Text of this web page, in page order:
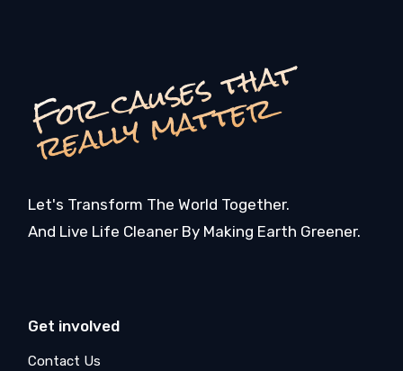
F
o
r
c
a
u
s
e
s
t
h
a
t
r
e
a
l
l
y
m
a
t
t
e
r
Let's Transform The World Together.
And Live Life Cleaner By Making Earth Greener.
Get involved
Contact Us